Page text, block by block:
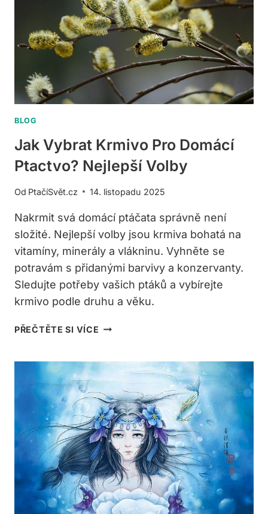
BLOG
Jak Vybrat Krmivo Pro Domácí
Ptactvo? Nejlepší Volby
Od PtačíSvět.cz 14. listopadu 2025
Nakrmit svá domácí ptáčata správně není
složité. Nejlepší volby jsou krmiva bohatá na
vitamíny, minerály a vlákninu. Vyhněte se
potravám s přidanými barvivy a konzervanty.
Sledujte potřeby vašich ptáků a vybírejte
krmivo podle druhu a věku.
PŘEČTĚTE SI VÍCE JAK
DOMÁCÍ
PTACTVO?
NEJLEPŠÍ
VOLBY